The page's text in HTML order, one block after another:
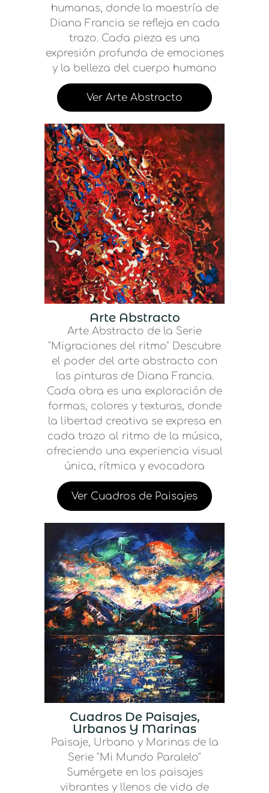
humanas, donde la maestría de
Diana Francia se refleja en cada
trazo. Cada pieza es una
expresión profunda de emociones
y la belleza del cuerpo humano
Ver Arte Abstracto
Arte Abstracto
Arte Abstracto de la Serie
"Migraciones del ritmo" Descubre
el poder del arte abstracto con
las pinturas de Diana Francia.
Cada obra es una exploración de
formas, colores y texturas, donde
la libertad creativa se expresa en
cada trazo al ritmo de la música,
ofreciendo una experiencia visual
única, rítmica y evocadora
Ver Cuadros de Paisajes
Cuadros De Paisajes,
Urbanos Y Marinas
Paisaje, Urbano y Marinas de la
Serie "Mi Mundo Paralelo"
Sumérgete en los paisajes
vibrantes y llenos de vida de